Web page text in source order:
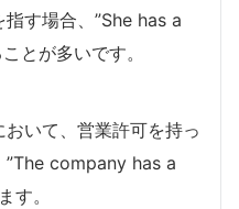
す場合、”She has a
とが多いです。
いて、営業許可を持っ
”The company has a
す。